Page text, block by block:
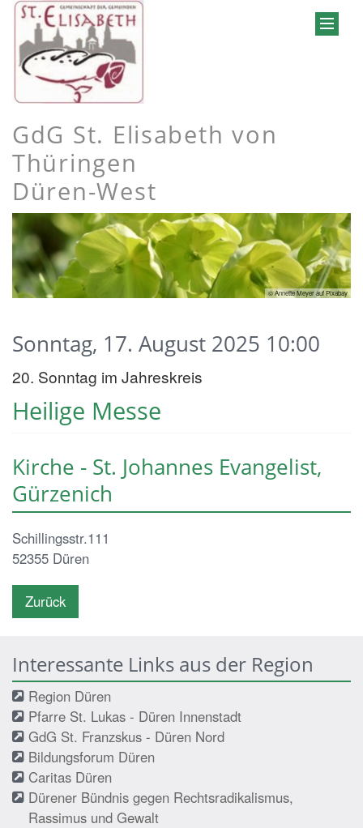
GdG St. Elisabeth von
Thüringen
Düren-West
© Annette Meyer auf Pixabay
Heilige Messe
Sonntag, 17. August 2025 10:00
20. Sonntag im Jahreskreis
Kirche - St. Johannes Evangelist,
Gürzenich
Schillingsstr.111
52355 Düren
Zurück
Interessante Links aus der Region
Region Düren
Pfarre St. Lukas - Düren Innenstadt
GdG St. Franzskus - Düren Nord
Bildungsforum Düren
Caritas Düren
Dürener Bündnis gegen Rechtsradikalismus,
Rassimus und Gewalt